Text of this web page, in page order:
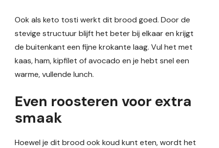
Ook als keto tosti werkt dit brood goed. Door de
stevige structuur blijft het beter bij elkaar en krijgt
de buitenkant een fijne krokante laag. Vul het met
kaas, ham, kipfilet of avocado en je hebt snel een
warme, vullende lunch.
Even roosteren voor extra
smaak
Hoewel je dit brood ook koud kunt eten, wordt het